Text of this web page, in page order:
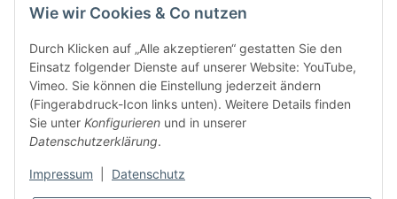
Gesetzliche Informationen
Informationen
Wie wir Cookies & Co nutzen
Durch Klicken auf „Alle akzeptieren“ gestatten Sie den
Einsatz folgender Dienste auf unserer Website: YouTube,
Vimeo. Sie können die Einstellung jederzeit ändern
(Fingerabdruck-Icon links unten). Weitere Details finden
Sie unter Konfigurieren und in unserer
Datenschutzerklärung.
Impressum Datenschutz